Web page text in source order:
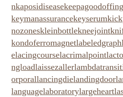
nkaposidisease
keymanassurancekeyserum
nozoneskleinbottlekneejoint
kondoferromagnetlabeledgraph
elacingcourselacrimalpoint
ngloadlaissezaller
orporallancingdielandingdoor
languagelaboratorylargeheart